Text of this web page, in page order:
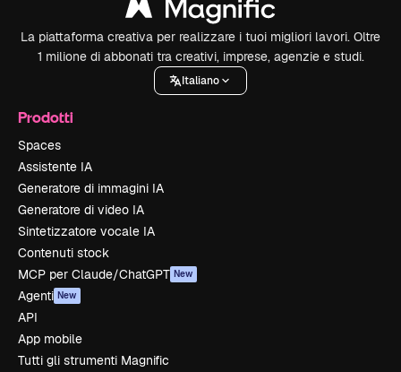
La piattaforma creativa per realizzare i tuoi migliori lavori. Oltre
1 milione di abbonati tra creativi, imprese, agenzie e studi.
Italiano
Prodotti
Spaces
Assistente IA
Generatore di immagini IA
Generatore di video IA
Sintetizzatore vocale IA
Contenuti stock
MCP per Claude/ChatGPT New
Agenti New
API
App mobile
Tutti gli strumenti Magnific